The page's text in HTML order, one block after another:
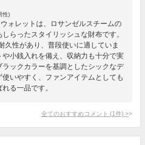
性)
ォレットは、ロサンゼルスチームの
らったスタイリッシュな財布です。
久性があり、普段使いに適していま
小銭入れを備え、収納力も十分で実
ラックカラーを基調としたシックなデ
いやすく、ファンアイテムとしても
る一品です。
全てのおすすめコメント (1 件) >